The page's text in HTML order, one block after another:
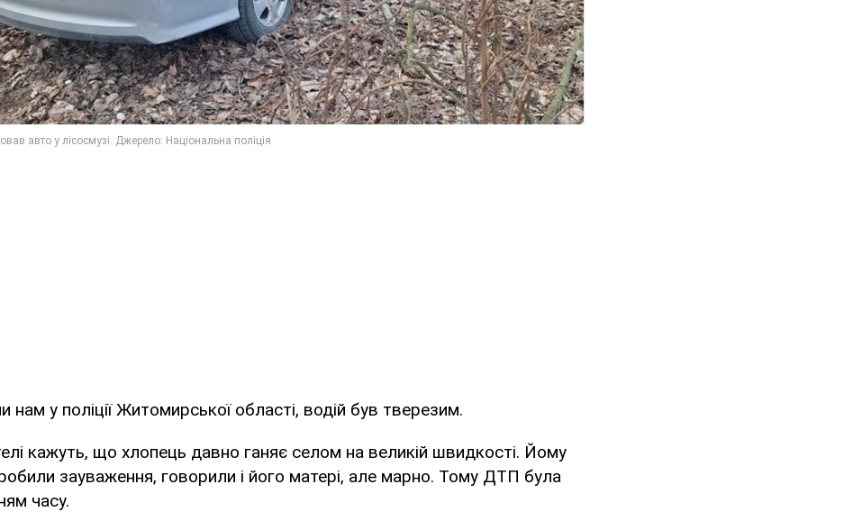
нам у поліції Житомирської області, водій був тверезим.
кажуть, що хлопець давно ганяє селом на великій швидкості. Йому
зауваження, говорили і його матері, але марно. Тому ДТП була
часу.